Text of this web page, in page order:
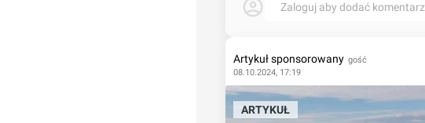
Zaloguj aby dodać komentarz
Artykuł sponsorowany gość
08.10.2024, 17:19
ARTYKUŁ